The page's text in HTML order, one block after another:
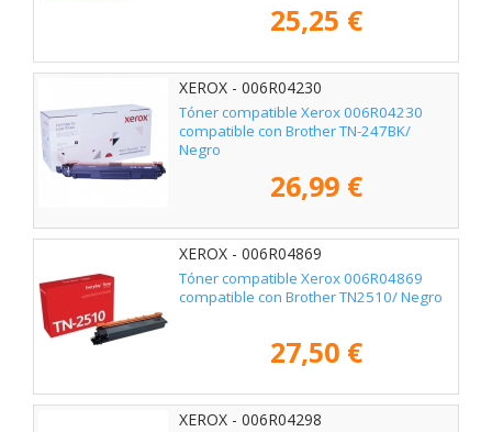
25,25 €
XEROX - 006R04230
Tóner compatible Xerox 006R04230
compatible con Brother TN-247BK/
Negro
26,99 €
XEROX - 006R04869
Tóner compatible Xerox 006R04869
compatible con Brother TN2510/ Negro
27,50 €
XEROX - 006R04298